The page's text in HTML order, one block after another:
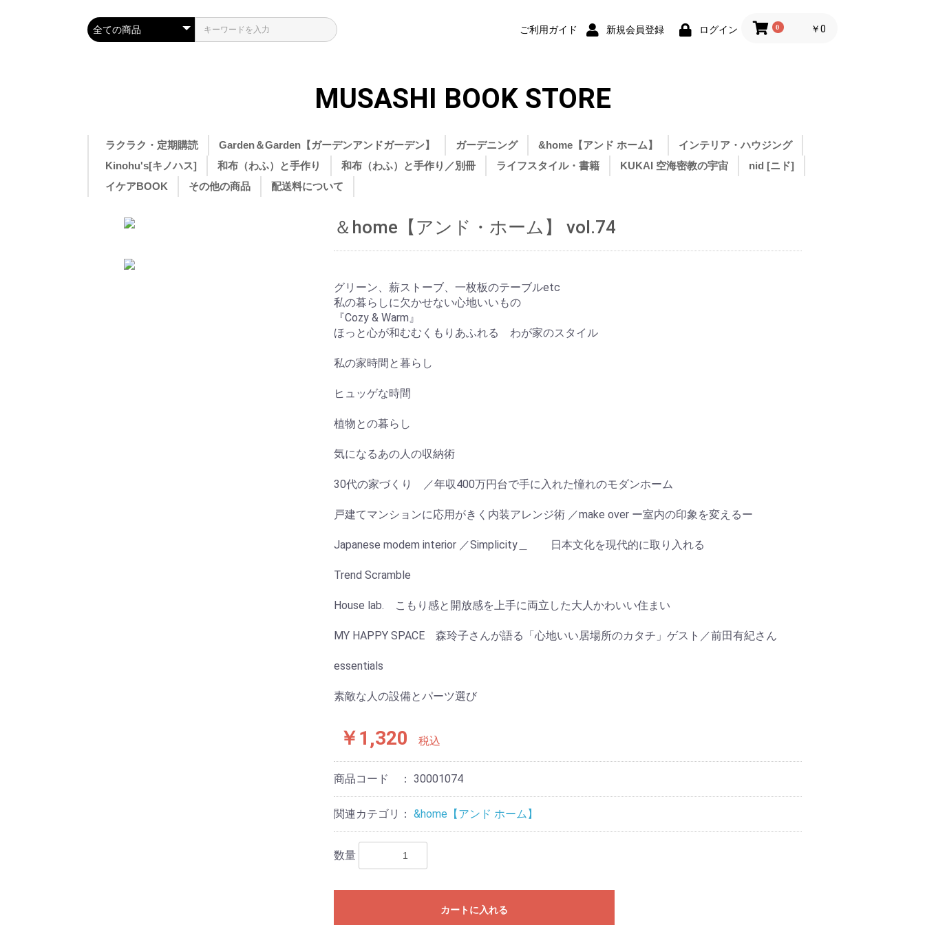
ご利用ガイド 新規会員登録 ログイン 0 ￥0
MUSASHI BOOK STORE
ラクラク・定期購読 Garden＆Garden【ガーデンアンドガーデン】 ガーデニング &home【アンド ホーム】
インテリア・ハウジング
Kinohu's[キノハス]
和布（わふ）と手作り 和布（わふ）と手作り／別冊 ライフスタイル・書籍 KUKAI 空海密教の宇宙
nid [ニド]
イケアBOOK
その他の商品 配送料について
＆home【アンド・ホーム】 vol.74
グリーン、薪ストーブ、一枚板のテーブルetc
私の暮らしに欠かせない心地いいもの
『Cozy & Warm』
ほっと心が和むむくもりあふれる わが家のスタイル
私の家時間と暮らし
ヒュッゲな時間
植物との暮らし
気になるあの人の収納術
30代の家づくり ／年収400万円台で手に入れた憧れのモダンホーム
戸建てマンションに応用がきく内装アレンジ術 ／make over ー室内の印象を変えるー
Japanese modem interior ／Simplicity＿ 日本文化を現代的に取り入れる
Trend Scramble
House lab. こもり感と開放感を上手に両立した大人かわいい住まい
MY HAPPY SPACE 森玲子さんが語る「心地いい居場所のカタチ」ゲスト／前田有紀さん
essentials
素敵な人の設備とパーツ選び
￥1,320 税込
商品コード ： 30001074
関連カテゴリ： &home【アンド ホーム】
数量
カートに入れる